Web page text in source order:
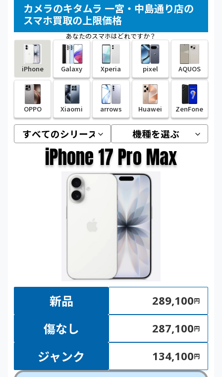
カメラのキタムラ 一宮・中島通り店の
スマホ買取の上限価格
あなたのスマホはどれですか？
iPhone Galaxy Xperia pixel AQUOS
OPPO Xiaomi arrows Huawei ZenFone
iPhone 17 Pro Max
新品 289,100円
傷なし 287,100円
ジャンク 134,100円